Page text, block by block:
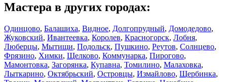
Мастера в других городах:
Одинцово, Балашиха, Видное, Долгопрудный, Домодедово,
Жуковский, Ивантеевка, Королев, Красногорск, Лобня,
Люберцы, Мытищи, Подольск, Пушкино, Реутов, Солнцево,
Фрязино, Химки, Щелково, Коммунарка, Пирогово,
Мамонтовка, Загорянка, Купавна, Томилино, Малаховка,
Лыткарино, Октябрьский, Островцы, Измайлово, Щербинка,